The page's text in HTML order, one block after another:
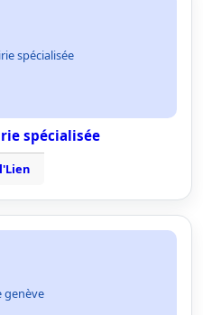
spécialisée
spécialisée
genève